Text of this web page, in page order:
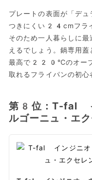
プレートの表面が「デ
つきにくい24cmフラ
そのため一人暮らしに
えるでしょう。鍋専用蓋
最高で220℃のオーブ
取れるフライパンの初心
第8位：T-fal
ルゴーニュ・エ